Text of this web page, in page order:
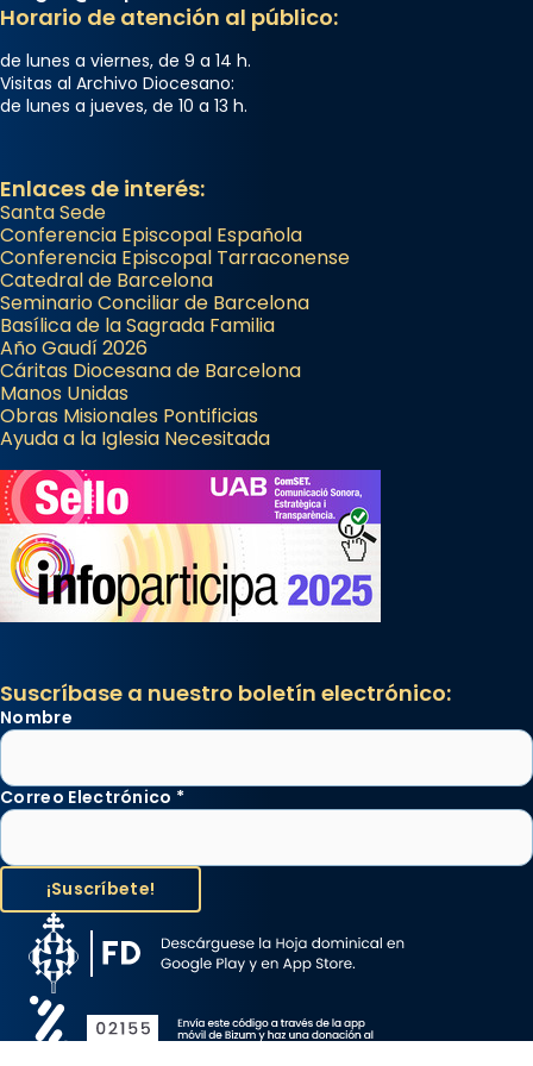
Horario de atención al público:
de lunes a viernes, de 9 a 14 h.
Visitas al Archivo Diocesano:
de lunes a jueves, de 10 a 13 h.
Enlaces de interés:
Santa Sede
Conferencia Episcopal Española
Conferencia Episcopal Tarraconense
Catedral de Barcelona
Seminario Conciliar de Barcelona
Basílica de la Sagrada Familia
Año Gaudí 2026
Cáritas Diocesana de Barcelona
Manos Unidas
Obras Misionales Pontificias
Ayuda a la Iglesia Necesitada
Suscríbase a nuestro boletín electrónico:
Nombre
Correo Electrónico *